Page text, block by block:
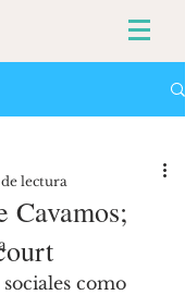
Cavamos;
lectura
como